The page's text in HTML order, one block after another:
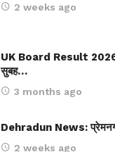
2 weeks ago
UK Board Result
सुबह…
3 months ago
Dehradun News:
2 weeks ago